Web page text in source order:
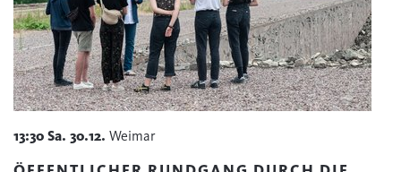
13:30 Sa. 30.12. Weimar